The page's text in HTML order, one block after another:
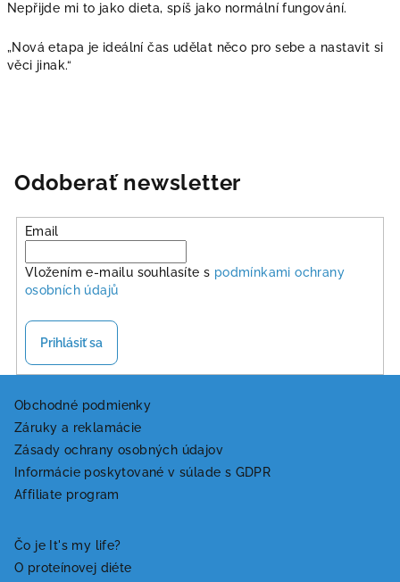
Nepřijde mi to jako dieta, spíš jako normální fungování.
„Nová etapa je ideální čas udělat něco pro sebe a nastavit si
věci jinak.“
Odoberať newsletter
Email
Vložením e-mailu souhlasíte s podmínkami ochrany
osobních údajů
Prihlásiť sa
Obchodné podmienky
Záruky a reklamácie
Zásady ochrany osobných údajov
Informácie poskytované v súlade s GDPR
Affiliate program
Čo je It's my life?
O proteínovej diéte